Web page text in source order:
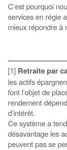
C’est pourquoi
services en régie
mieux répondre à
[1] Retraite par
les actifs
font l’objet de
rendement
d’intérêt.
Ce système a
désavantage les
peuvent pas se